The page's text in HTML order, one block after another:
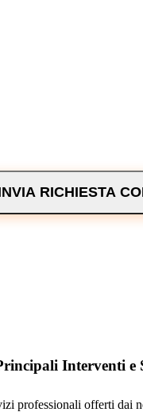
RICHIESTA
Interventi e
professionali offerti dai